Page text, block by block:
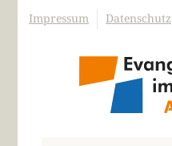
Impressum Datenschutz